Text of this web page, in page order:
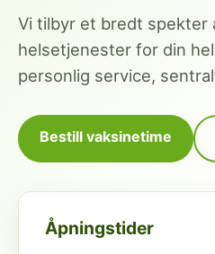
Vi tilbyr et bredt spekter
helsetjenester for din
personlig service,
Bestill vaksinetime
Åpningstider